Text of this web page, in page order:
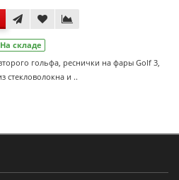
На складе
гольфа, реснички на фары Golf 3,
стекловолокна и ..